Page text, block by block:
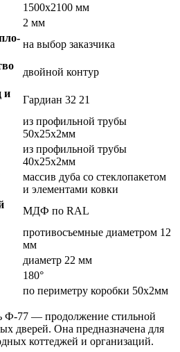
1500х2100 мм
2 мм
на выбор заказчика
двойной контур
и
Гардиан 32 21
из профильной трубы
50х25х2мм
из профильной трубы
40х25х2мм
массив дуба со стеклопакетом
и элементами ковки
МДФ по RAL
противосъемные диаметром 12
мм
диаметр 22 мм
180°
по периметру коробки 50х2мм
Ф-77 — продолжение стильной
дверей. Она предназначена для
коттеджей и организаций.